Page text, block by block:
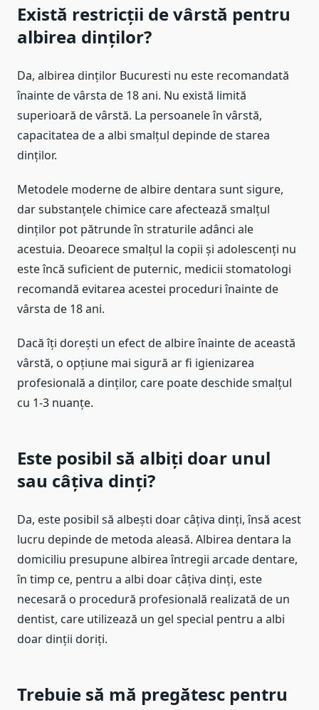
Există restricții de vârstă pentru
albirea dinților?
Da, albirea dinților Bucuresti nu este recomandată
înainte de vârsta de 18 ani. Nu există limită
superioară de vârstă. La persoanele în vârstă,
capacitatea de a albi smalțul depinde de starea
dinților.
Metodele moderne de albire dentara sunt sigure,
dar substanțele chimice care afectează smalțul
dinților pot pătrunde în straturile adânci ale
acestuia. Deoarece smalțul la copii și adolescenți nu
este încă suficient de puternic, medicii stomatologi
recomandă evitarea acestei proceduri înainte de
vârsta de 18 ani.
Dacă îți dorești un efect de albire înainte de această
vârstă, o opțiune mai sigură ar fi igienizarea
profesională a dinților, care poate deschide smalțul
cu 1-3 nuanțe.
Este posibil să albiți doar unul
sau câțiva dinți?
Da, este posibil să albești doar câțiva dinți, însă acest
lucru depinde de metoda aleasă. Albirea dentara la
domiciliu presupune albirea întregii arcade dentare,
în timp ce, pentru a albi doar câțiva dinți, este
necesară o procedură profesională realizată de un
dentist, care utilizează un gel special pentru a albi
doar dinții doriți.
Trebuie să mă pregătesc pentru